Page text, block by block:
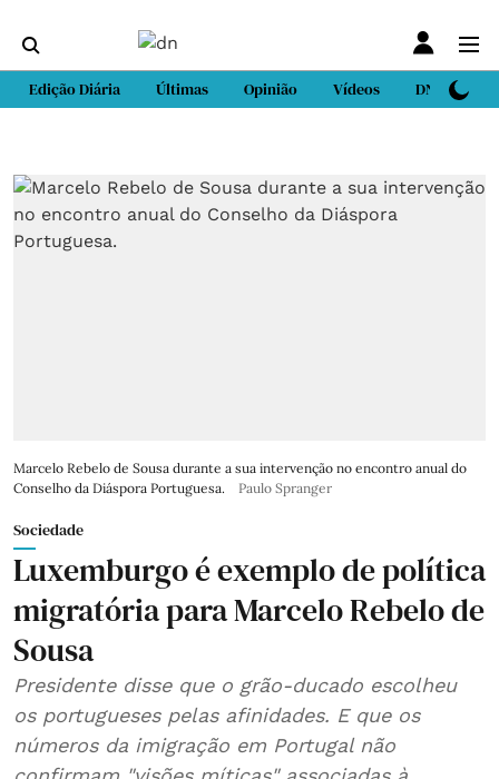
Edição Diária Últimas Opinião Vídeos DN Sport
Marcelo Rebelo de Sousa durante a sua intervenção no encontro anual do
Conselho da Diáspora Portuguesa.
Paulo Spranger
Sociedade
Luxemburgo é exemplo de política
migratória para Marcelo Rebelo de
Sousa
Presidente disse que o grão-ducado escolheu
os portugueses pelas afinidades. E que os
números da imigração em Portugal não